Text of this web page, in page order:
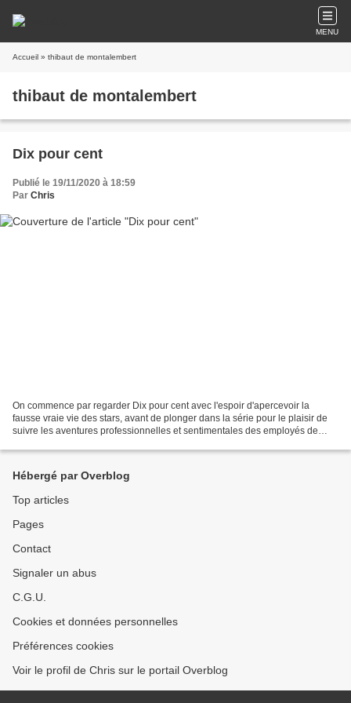
MENU
Accueil » thibaut de montalembert
thibaut de montalembert
Dix pour cent
Publié le 19/11/2020 à 18:59
Par Chris
On commence par regarder Dix pour cent avec l'espoir d'apercevoir la
fausse vraie vie des stars, avant de plonger dans la série pour le plaisir de
suivre les aventures professionnelles et sentimentales des employés de
Hébergé par Overblog
Top articles
Pages
Contact
Signaler un abus
C.G.U.
Cookies et données personnelles
Préférences cookies
Voir le profil de Chris sur le portail Overblog